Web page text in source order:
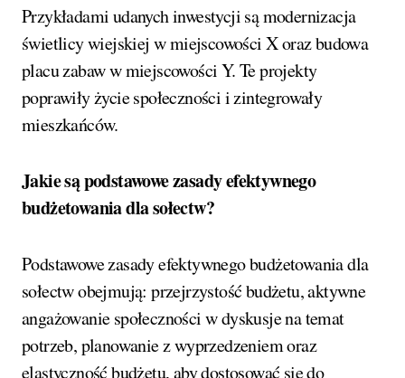
Przykładami udanych inwestycji są modernizacja
świetlicy wiejskiej w miejscowości X oraz budowa
placu zabaw w miejscowości Y. Te projekty
poprawiły życie społeczności i zintegrowały
mieszkańców.
Jakie są podstawowe zasady efektywnego
budżetowania dla sołectw?
Podstawowe zasady efektywnego budżetowania dla
sołectw obejmują: przejrzystość budżetu, aktywne
angażowanie społeczności w dyskusje na temat
potrzeb, planowanie z wyprzedzeniem oraz
elastyczność budżetu, aby dostosować się do